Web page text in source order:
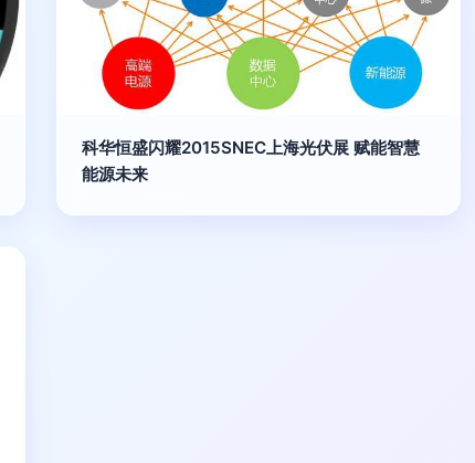
科华恒盛闪耀2015SNEC上海光伏展 赋能智慧
能源未来